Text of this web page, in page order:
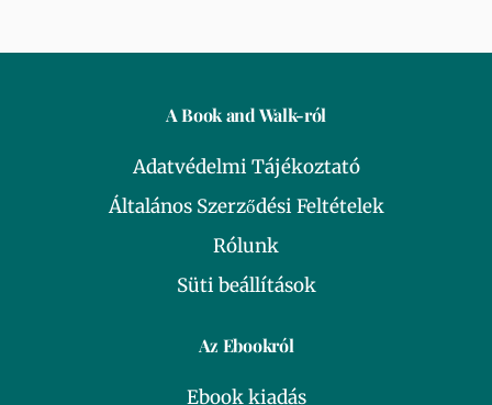
A Book and Walk-ról
Adatvédelmi Tájékoztató
Általános Szerződési Feltételek
Rólunk
Süti beállítások
Az Ebookról
Ebook kiadás